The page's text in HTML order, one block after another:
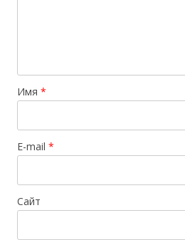
Имя *
E-mail *
Сайт